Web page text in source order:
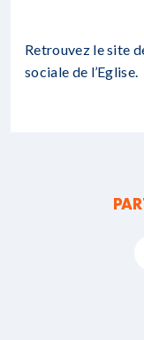
Retrouvez le site
sociale de l’Eglise.